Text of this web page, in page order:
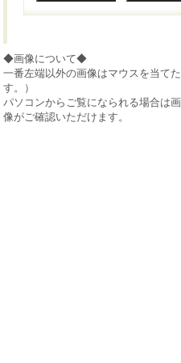
◆画像について◆
一番左端以外の画像はマウスを当て
す。）
パソコンからご覧になられる場合は
像がご確認いただけます。